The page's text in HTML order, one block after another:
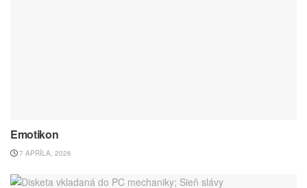
Emotikon
7 APRÍLA, 2026